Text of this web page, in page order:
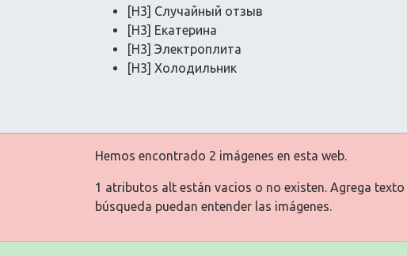
[H3] Случайный отзыв
[H3] Екатерина
[H3] Электроплита
[H3] Холодильник
Hemos encontrado 2 imágenes en esta web.
1 atributos alt están vacios o no existen. Agrega
búsqueda puedan entender las imágenes.